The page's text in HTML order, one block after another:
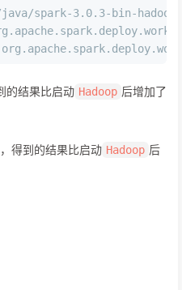
java/spark-3.0.3-bin-
的结果比启动 Hadoop 后增加了
得到的结果比启动 Hadoop 后